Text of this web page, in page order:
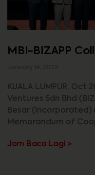
MBI-BIZAPP
KUALA LUMPUR,
Ventures Sdn Bhd
Besar (Incorporated)
Memorandum of
Jom Baca Lagi >